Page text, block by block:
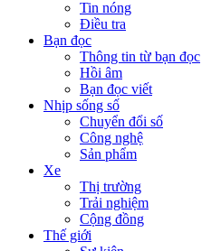
Tin nóng
Điều tra
Bạn đọc
Thông tin từ bạn đọc
Hồi âm
Bạn đọc viết
Nhịp sống số
Chuyển đổi số
Công nghệ
Sản phẩm
Xe
Thị trường
Trải nghiệm
Cộng đồng
Thế giới